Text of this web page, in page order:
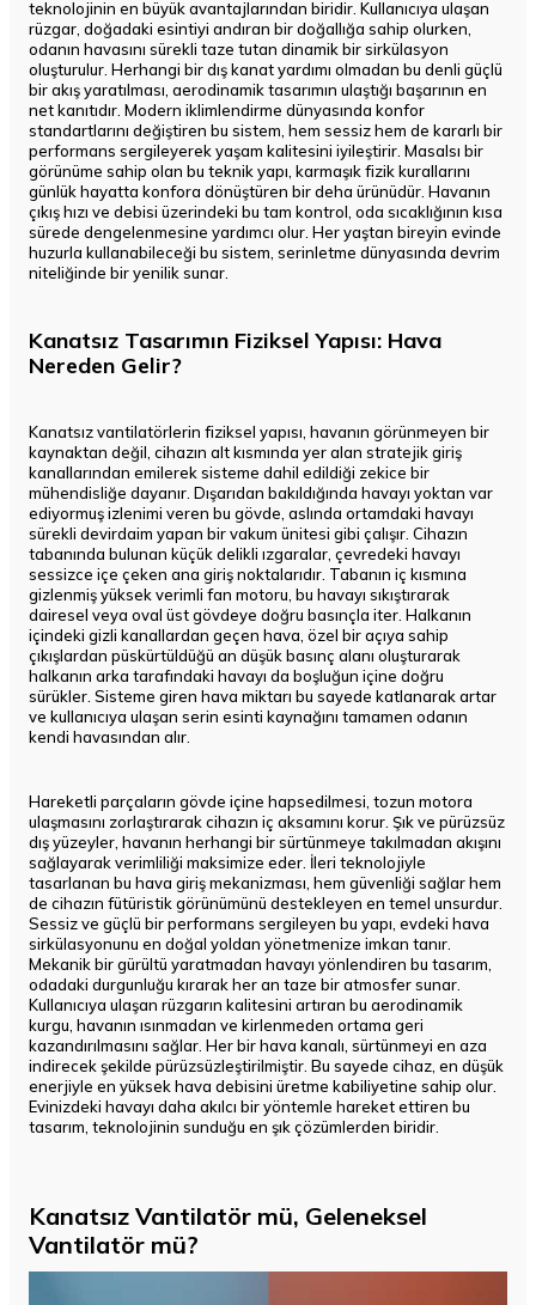
teknolojinin en büyük avantajlarından biridir. Kullanıcıya ulaşan
rüzgar, doğadaki esintiyi andıran bir doğallığa sahip olurken,
odanın havasını sürekli taze tutan dinamik bir sirkülasyon
oluşturulur. Herhangi bir dış kanat yardımı olmadan bu denli güçlü
bir akış yaratılması, aerodinamik tasarımın ulaştığı başarının en
net kanıtıdır. Modern iklimlendirme dünyasında konfor
standartlarını değiştiren bu sistem, hem sessiz hem de kararlı bir
performans sergileyerek yaşam kalitesini iyileştirir. Masalsı bir
görünüme sahip olan bu teknik yapı, karmaşık fizik kurallarını
günlük hayatta konfora dönüştüren bir deha ürünüdür. Havanın
çıkış hızı ve debisi üzerindeki bu tam kontrol, oda sıcaklığının kısa
sürede dengelenmesine yardımcı olur. Her yaştan bireyin evinde
huzurla kullanabileceği bu sistem, serinletme dünyasında devrim
niteliğinde bir yenilik sunar.
Kanatsız Tasarımın Fiziksel Yapısı: Hava
Nereden Gelir?
Kanatsız vantilatörlerin fiziksel yapısı, havanın görünmeyen bir
kaynaktan değil, cihazın alt kısmında yer alan stratejik giriş
kanallarından emilerek sisteme dahil edildiği zekice bir
mühendisliğe dayanır. Dışarıdan bakıldığında havayı yoktan var
ediyormuş izlenimi veren bu gövde, aslında ortamdaki havayı
sürekli devirdaim yapan bir vakum ünitesi gibi çalışır. Cihazın
tabanında bulunan küçük delikli ızgaralar, çevredeki havayı
sessizce içe çeken ana giriş noktalarıdır. Tabanın iç kısmına
gizlenmiş yüksek verimli fan motoru, bu havayı sıkıştırarak
dairesel veya oval üst gövdeye doğru basınçla iter. Halkanın
içindeki gizli kanallardan geçen hava, özel bir açıya sahip
çıkışlardan püskürtüldüğü an düşük basınç alanı oluşturarak
halkanın arka tarafındaki havayı da boşluğun içine doğru
sürükler. Sisteme giren hava miktarı bu sayede katlanarak artar
ve kullanıcıya ulaşan serin esinti kaynağını tamamen odanın
kendi havasından alır.
Hareketli parçaların gövde içine hapsedilmesi, tozun motora
ulaşmasını zorlaştırarak cihazın iç aksamını korur. Şık ve pürüzsüz
dış yüzeyler, havanın herhangi bir sürtünmeye takılmadan akışını
sağlayarak verimliliği maksimize eder. İleri teknolojiyle
tasarlanan bu hava giriş mekanizması, hem güvenliği sağlar hem
de cihazın fütüristik görünümünü destekleyen en temel unsurdur.
Sessiz ve güçlü bir performans sergileyen bu yapı, evdeki hava
sirkülasyonunu en doğal yoldan yönetmenize imkan tanır.
Mekanik bir gürültü yaratmadan havayı yönlendiren bu tasarım,
odadaki durgunluğu kırarak her an taze bir atmosfer sunar.
Kullanıcıya ulaşan rüzgarın kalitesini artıran bu aerodinamik
kurgu, havanın ısınmadan ve kirlenmeden ortama geri
kazandırılmasını sağlar. Her bir hava kanalı, sürtünmeyi en aza
indirecek şekilde pürüzsüzleştirilmiştir. Bu sayede cihaz, en düşük
enerjiyle en yüksek hava debisini üretme kabiliyetine sahip olur.
Evinizdeki havayı daha akılcı bir yöntemle hareket ettiren bu
tasarım, teknolojinin sunduğu en şık çözümlerden biridir.
Kanatsız Vantilatör mü, Geleneksel
Vantilatör mü?